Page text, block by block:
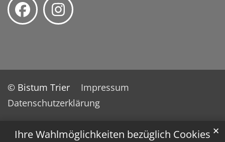
Ihre Wahlmöglichkeiten bezüglich Cookies ✕
© Bistum Trier
Impressum
Datenschutzerklärung